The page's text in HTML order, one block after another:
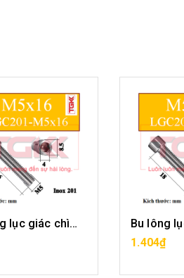
Bu lông lục giác chìm inox 201-M5x16
MUA HÀNG
1.404₫